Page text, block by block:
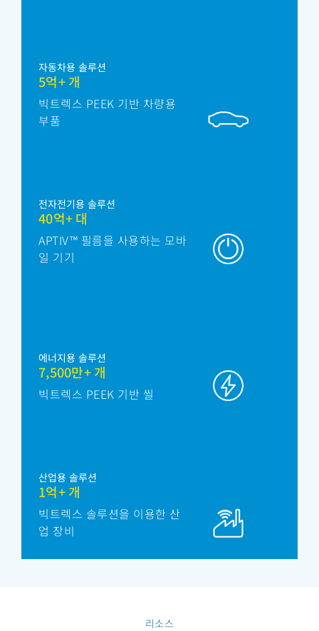
자동차용 솔루션
5억+ 개
빅트렉스 PEEK 기반 차량용
부품
전자전기용 솔루션
40억+ 대
APTIV™ 필름을 사용하는 모바
일 기기
에너지용 솔루션
7,500만+ 개
빅트렉스 PEEK 기반 씰
산업용 솔루션
1억+ 개
빅트렉스 솔루션을 이용한 산
업 장비
리소스